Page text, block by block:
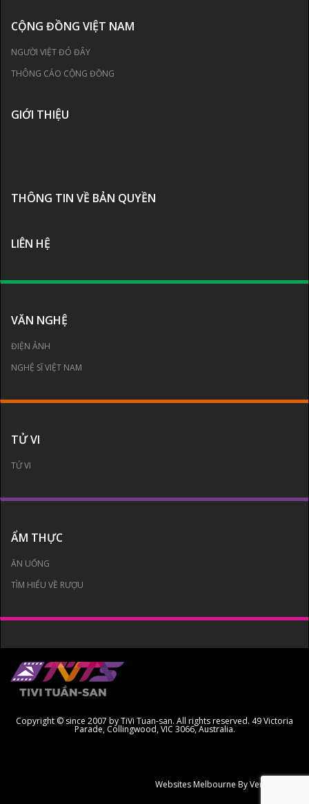
CỘNG ĐỒNG VIỆT NAM
NGƯỜI VIỆT ĐÓ ĐÂY
THÔNG CÁO CỘNG ĐỒNG
GIỚI THIỆU
THÔNG TIN VỀ BẢN QUYỀN
LIÊN HỆ
VĂN NGHỆ
ĐIỆN ẢNH
NGHỆ SĨ VIỆT NAM
TỬ VI
TỬ VI
ẨM THỰC
ĂN UỐNG
TÌM HIỂU VỀ RƯỢU
Copyright © since 2007 by TiVi Tuan-san. All rights reserved. 49 Victoria
Parade, Collingwood, VIC 3066, Australia.
Websites Melbourne By Ven Creative